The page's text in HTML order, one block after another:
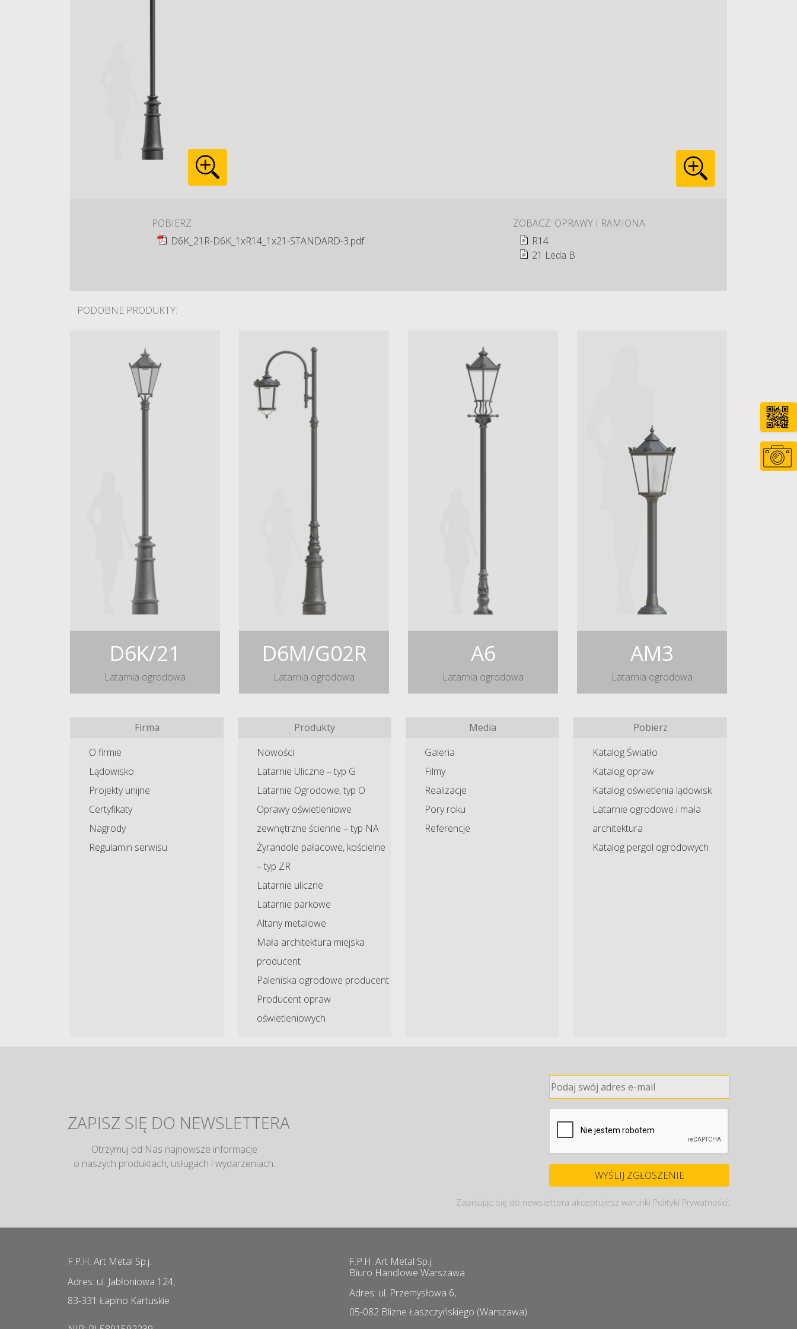
POBIERZ
D6K_21R-D6K_1xR14_1x21-STANDARD-3.pdf
ZOBACZ: OPRAWY I RAMIONA
R14
21 Leda B
PODOBNE PRODUKTY:
D6K/21
Latarnia ogrodowa
D6M/G02R
Latarnia ogrodowa
A6
Latarnia ogrodowa
AM3
Latarnia ogrodowa
Firma
O firmie
Lądowisko
Projekty unijne
Certyfikaty
Nagrody
Regulamin serwisu
Produkty
Nowości
Latarnie Uliczne – typ G
Latarnie Ogrodowe, typ O
Oprawy oświetleniowe
zewnętrzne ścienne – typ NA
Żyrandole pałacowe, kościelne
– typ ZR
Latarnie uliczne
Latarnie parkowe
Altany metalowe
Mała architektura miejska
producent
Paleniska ogrodowe producent
Producent opraw
oświetleniowych
Media
Galeria
Filmy
Realizacje
Pory roku
Referencje
Pobierz
Katalog Światło
Katalog opraw
Katalog oświetlenia lądowisk
Latarnie ogrodowe i mała
architektura
Katalog pergol ogrodowych
ZAPISZ SIĘ DO NEWSLETTERA
Otrzymuj od Nas najnowsze informacje
o naszych produktach, usługach i wydarzeniach.
Zapisując się do newslettera akceptujesz warunki Polityki Prywatności.
F.P.H. Art Metal Sp.j.
Adres: ul. Jabłoniowa 124,
83-331 Łapino Kartuskie
F.P.H. Art Metal Sp.j.
Biuro Handlowe Warszawa
Adres: ul. Przemysłowa 6,
05-082 Blizne Łaszczyńskiego (Warszawa)